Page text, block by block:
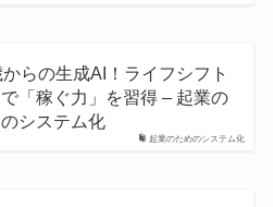
起業のためのシステム化
らの生成AI！ライフシフト
「稼ぐ力」を習得 – 起業の
システム化